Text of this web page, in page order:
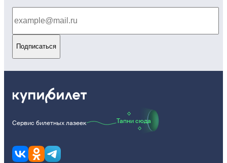
Подписаться
Сервис билетных лазеек Тапни сюда